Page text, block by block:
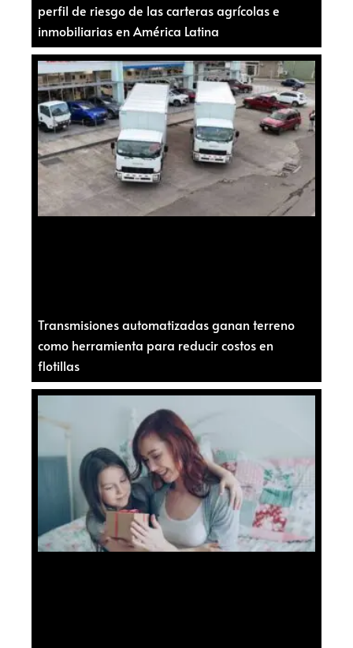
perfil de riesgo de las carteras agrícolas e
inmobiliarias en América Latina
Transmisiones automatizadas ganan terreno
como herramienta para reducir costos en
flotillas